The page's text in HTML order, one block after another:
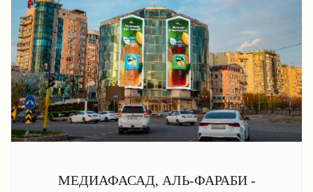
МЕДИАФАСАД, АЛЬ-ФАРАБИ -